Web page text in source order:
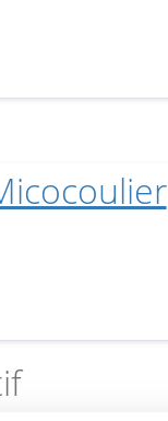
Suspendus
Micocoulier